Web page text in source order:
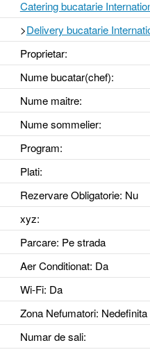
Catering bucatarie
>Delivery bucatarie
Proprietar:
Nume bucatar(chef):
Nume maitre:
Nume sommelier:
Program:
Plati:
Rezervare Obligatorie: Nu
xyz:
Parcare: Pe strada
Aer Conditionat: Da
Wi-Fi: Da
Zona Nefumatori: Nedefinita
Numar de sali: